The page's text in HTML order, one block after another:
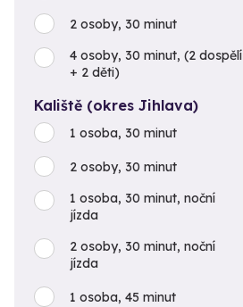
2 osoby, 30 minut
4 osoby, 30 minut, (2 dospělí
+ 2 děti)
Kaliště (okres Jihlava)
1 osoba, 30 minut
2 osoby, 30 minut
1 osoba, 30 minut, noční
jízda
2 osoby, 30 minut, noční
jízda
1 osoba, 45 minut